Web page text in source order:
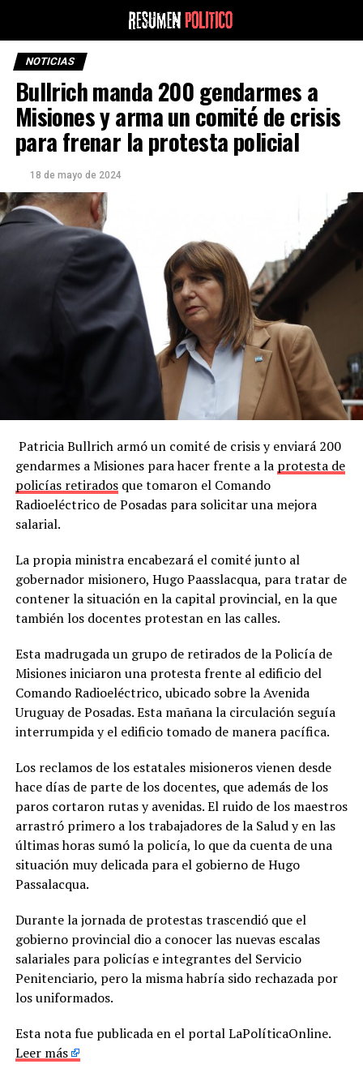
NOTICIAS
Bullrich manda 200 gendarmes a
Misiones y arma un comité de crisis
para frenar la protesta policial
18 de mayo de 2024
Patricia Bullrich armó un comité de crisis y enviará 200
gendarmes a Misiones para hacer frente a la protesta de
policías retiradosque tomaron el Comando
Radioeléctrico de Posadas para solicitar una mejora
salarial.
La propia ministra encabezará el comité junto al
gobernador misionero, Hugo Paasslacqua, para tratar de
contener la situación en la capital provincial, en la que
también los docentes protestan en las calles.
Esta madrugada un grupo de retirados de la Policía de
Misiones iniciaron una protesta frente al edificio del
Comando Radioeléctrico, ubicado sobre la Avenida
Uruguay de Posadas. Esta mañana la circulación seguía
interrumpida y el edificio tomado de manera pacífica.
Los reclamos de los estatales misioneros vienen desde
hace días de parte de los docentes, que además de los
paros cortaron rutas y avenidas. El ruido de los maestros
arrastró primero a los trabajadores de la Salud y en las
últimas horas sumó la policía, lo que da cuenta de una
situación muy delicada para el gobierno de Hugo
Passalacqua.
Durante la jornada de protestas trascendió que el
gobierno provincial dio a conocer las nuevas escalas
salariales para policías e integrantes del Servicio
Penitenciario, pero la misma habría sido rechazada por
los uniformados.
Esta nota fue publicada en el portal LaPolíticaOnline.
Leer más